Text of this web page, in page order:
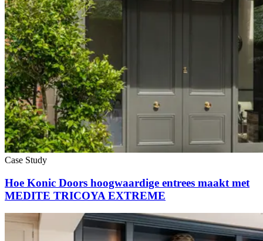
Case Study
Hoe Konic Doors hoogwaardige entrees maakt met
MEDITE TRICOYA EXTREME